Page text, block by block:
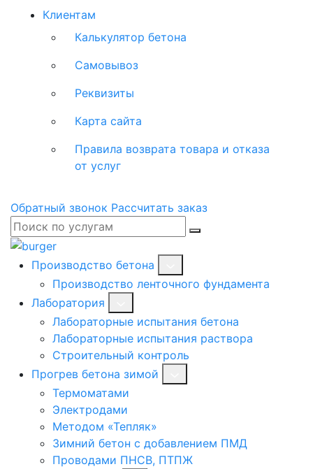
Клиентам
Калькулятор бетона
Самовывоз
Реквизиты
Карта сайта
Правила возврата товара и отказа
от услуг
Обратный звонок Рассчитать заказ
Производство бетона
Производство ленточного фундамента
Лаборатория
Лабораторные испытания бетона
Лабораторные испытания раствора
Строительный контроль
Прогрев бетона зимой
Термоматами
Электродами
Методом «Тепляк»
Зимний бетон с добавлением ПМД
Проводами ПНСВ, ПТПЖ